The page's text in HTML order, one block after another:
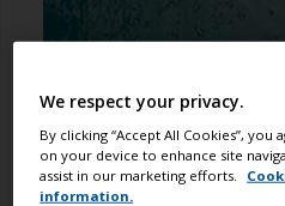
We respect your privacy.
By clicking “Accept All Cookies”,
on your device to enhance site
assist in our marketing efforts.
information.